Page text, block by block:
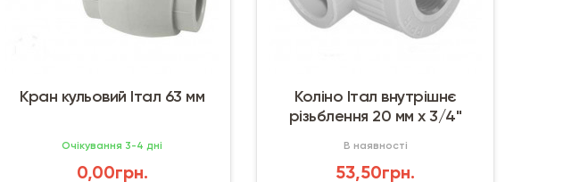
Кран кульовий Італ 63 мм
Очікування 3-4 дні
0,00грн.
Коліно Італ внутрішнє
різьблення 20 мм х 3/4"
В наявності
53,50грн.